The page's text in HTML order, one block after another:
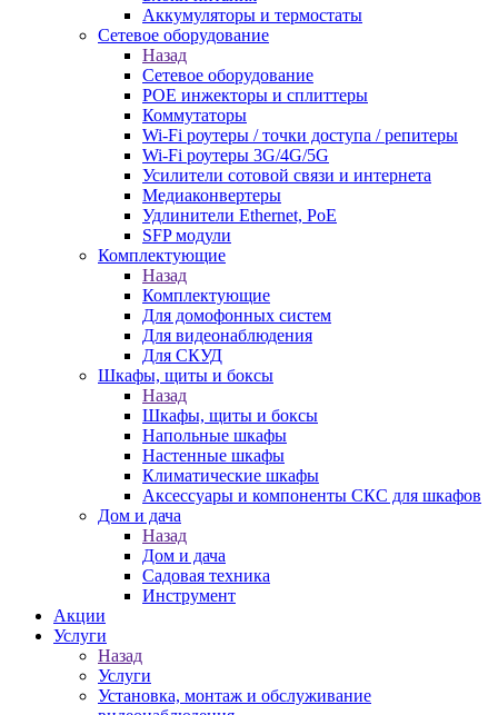
Аккумуляторы и термостаты
Сетевое оборудование
Назад
Сетевое оборудование
POE инжекторы и сплиттеры
Коммутаторы
Wi-Fi роутеры / точки доступа / репитеры
Wi-Fi роутеры 3G/4G/5G
Усилители сотовой связи и интернета
Медиаконвертеры
Удлинители Ethernet, PoE
SFP модули
Комплектующие
Назад
Комплектующие
Для домофонных систем
Для видеонаблюдения
Для СКУД
Шкафы, щиты и боксы
Назад
Шкафы, щиты и боксы
Напольные шкафы
Настенные шкафы
Климатические шкафы
Аксессуары и компоненты СКС для шкафов
Дом и дача
Назад
Дом и дача
Садовая техника
Инструмент
Акции
Услуги
Назад
Услуги
Установка, монтаж и обслуживание